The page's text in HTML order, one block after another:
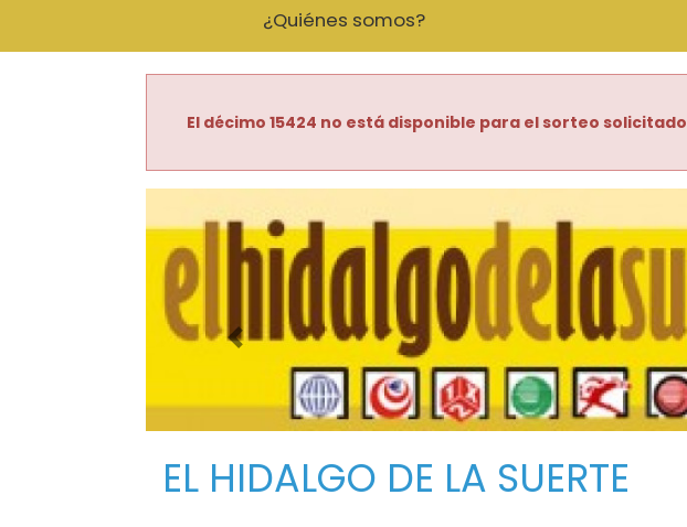
¿Quiénes somos?
El décimo 15424 no está disponible para el sorteo solicitado
Imagen anterior
EL HIDALGO DE LA SUERTE